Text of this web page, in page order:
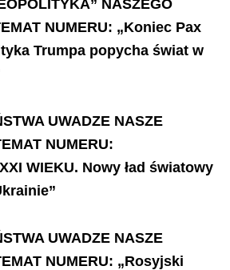
NASZEGO
NUMERU: „Koniec Pax
Trumpa popycha świat w
UWADZE NASZE
NUMERU:
WIEKU. Nowy ład światowy
UWADZE NASZE
NUMERU: „Rosyjski